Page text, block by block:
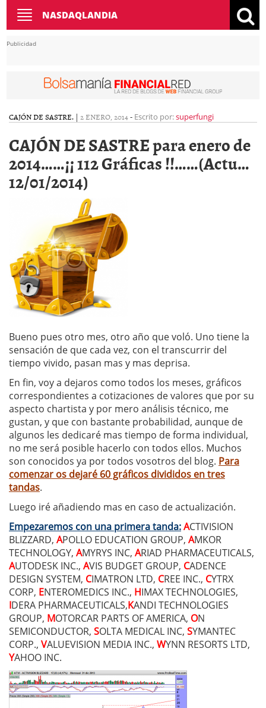
Toggle
navigation
NASDAQLANDIA
Publicidad
CAJÓN DE SASTRE. | 2 ENERO, 2014- Escrito por:superfungi
CAJÓN DE SASTRE para enero de
2014……¡¡ 112 Gráficas !!……(Actu…
12/01/2014)
Bueno pues otro mes, otro año que voló. Uno tiene la
sensación de que cada vez, con el transcurrir del
tiempo vivido, pasan mas y mas deprisa.
En fin, voy a dejaros como todos los meses, gráficos
correspondientes a cotizaciones de valores que por su
aspecto chartista y por mero análisis técnico, me
gustan, y que con bastante probabilidad, aunque de
algunos les dedicaré mas tiempo de forma individual,
no me será posible hacerlo con todos ellos. Muchos
son conocidos ya por todos vosotros del blog. Para
comenzar os dejaré 60 gráficos divididos en tres
tandas.
Luego iré añadiendo mas en caso de actualización.
Empezaremos con una primera tanda:ACTIVISION
BLIZZARD, APOLLO EDUCATION GROUP, AMKOR
TECHNOLOGY, AMYRYS INC, ARIAD PHARMACEUTICALS,
AUTODESK INC., AVIS BUDGET GROUP, CADENCE
DESIGN SYSTEM, CIMATRON LTD, CREE INC., CYTRX
CORP, ENTEROMEDICS INC., HIMAX TECHNOLOGIES,
IDERA PHARMACEUTICALS,KANDI TECHNOLOGIES
GROUP, MOTORCAR PARTS OF AMERICA, ON
SEMICONDUCTOR, SOLTA MEDICAL INC, SYMANTEC
CORP., VALUEVISION MEDIA INC., WYNN RESORTS LTD,
YAHOO INC.